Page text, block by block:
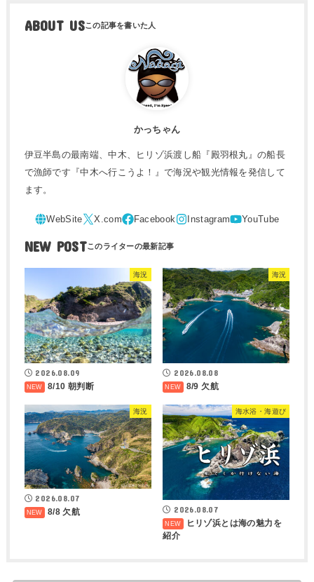
ABOUT US
かっちゃん
伊豆半島の最南端、中木、ヒリゾ浜渡し船『殿羽根丸』の船長
で漁師です『中木へ行こうよ！』で海況や観光情報を発信して
ます。
NEW POST
海況
2026.08.09
8/10 朝判断
海況
2026.08.08
8/9 欠航
海況
2026.08.07
8/8 欠航
海水浴・海遊び
2026.08.07
ヒリゾ浜とは海の魅力を
紹介